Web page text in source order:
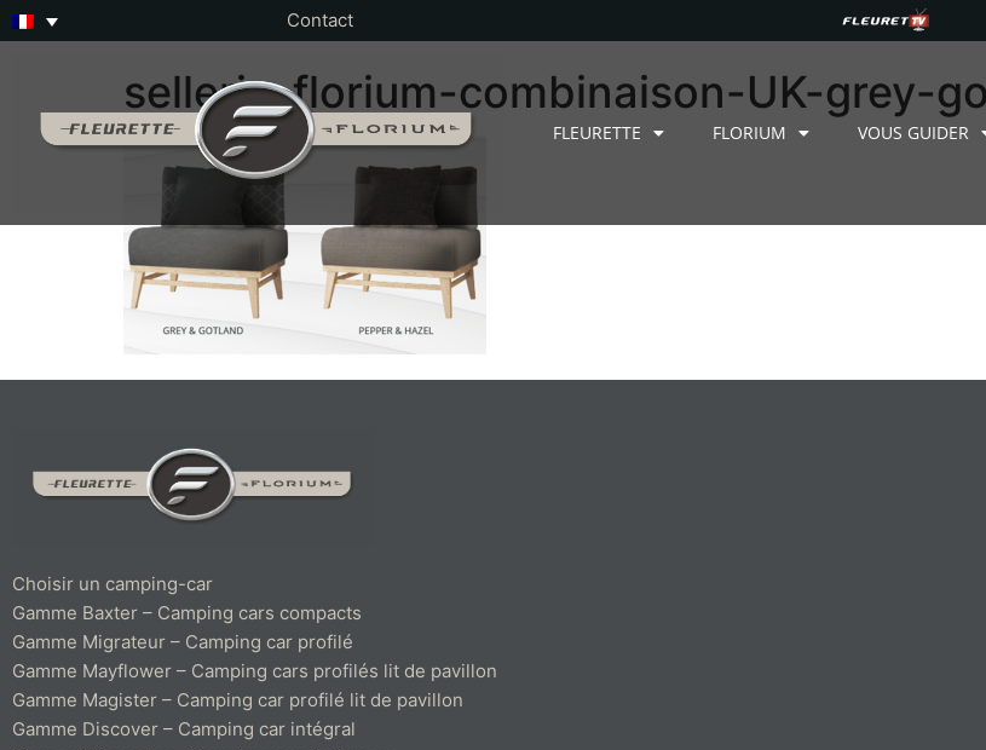
Contact
FLEURETTE FLORIUM VOUS GUIDER
sellerie-florium-combinaison-UK-grey-
Choisir un camping-car
Gamme Baxter – Camping cars compacts
Gamme Migrateur – Camping car profilé
Gamme Mayflower – Camping cars profilés lit de pavillon
Gamme Magister – Camping car profilé lit de pavillon
Gamme Discover – Camping car intégral